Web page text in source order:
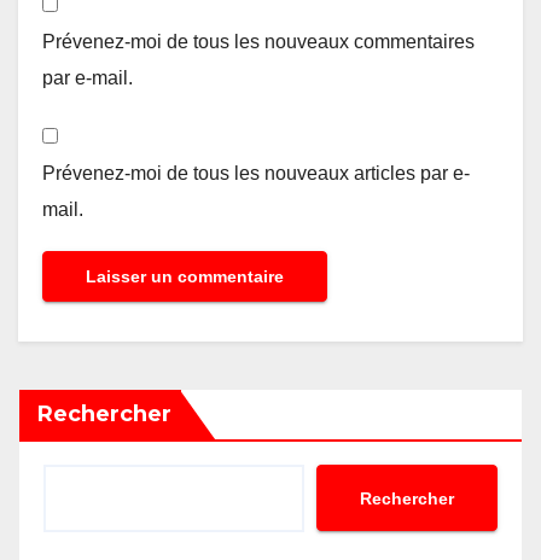
Prévenez-moi de tous les nouveaux commentaires
par e-mail.
Prévenez-moi de tous les nouveaux articles par e-
mail.
Rechercher
Rechercher